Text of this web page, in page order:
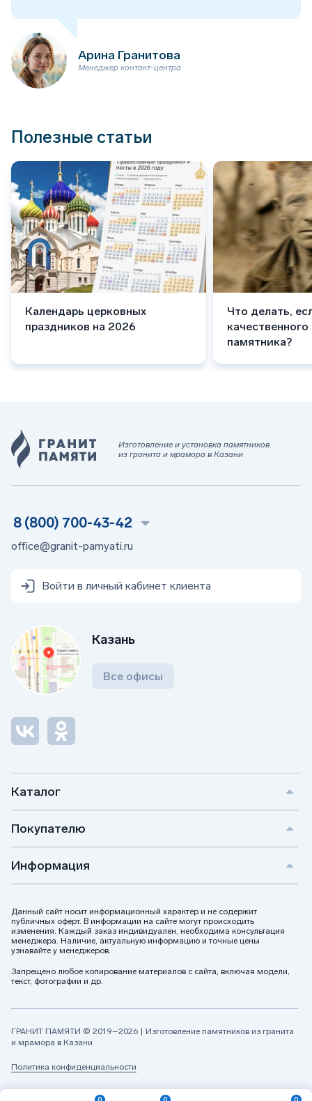
Арина Гранитова
Менеджер контакт-центра
Полезные статьи
Календарь церковных
праздников на 2026
Что делать,
памятника?
Изготовление и установка памятников
из гранита и мрамора в Казани
Каталог
Покупателю
Информация
Данный сайт носит информационный характер и не содержит
публичных оферт. В информации на сайте могут происходить
изменения. Каждый заказ индивидуален, необходима консультация
менеджера. Наличие, актуальную информацию и точные цены
узнавайте у менеджеров.
Запрещено любое копирование материалов с сайта, включая модели,
текст, фотографии и др.
8 (800) 700-43-42
office@granit-pamyati.ru
Войти в личный кабинет клиента
Казань
Все офисы
ГРАНИТ ПАМЯТИ © 2019–2026 | Изготовление памятников из гранита
и мрамора в Казани
Политика конфиденциальности